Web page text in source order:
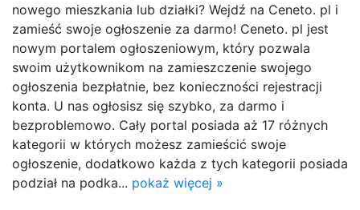
nowego mieszkania lub działki? Wejdź na Ceneto. pl i
zamieść swoje ogłoszenie za darmo! Ceneto. pl jest
nowym portalem ogłoszeniowym, który pozwala
swoim użytkownikom na zamieszczenie swojego
ogłoszenia bezpłatnie, bez konieczności rejestracji
konta. U nas ogłosisz się szybko, za darmo i
bezproblemowo. Cały portal posiada aż 17 różnych
kategorii w których możesz zamieścić swoje
ogłoszenie, dodatkowo każda z tych kategorii posiada
podział na podka... pokaż więcej »